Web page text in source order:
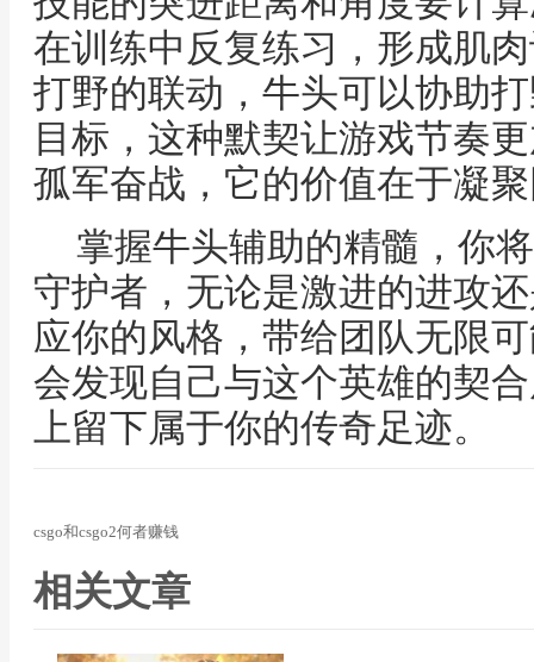
在训练中反复练习，形成肌
打野的联动，牛头可以协助
目标，这种默契让游戏节奏
孤军奋战，它的价值在于凝
掌握牛头辅助的精髓，你
守护者，无论是激进的进攻
应你的风格，带给团队无限
会发现自己与这个英雄的契
上留下属于你的传奇足迹。
csgo和csgo2何者赚钱
相关文章